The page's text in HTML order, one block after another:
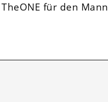
TheONE für den Mann